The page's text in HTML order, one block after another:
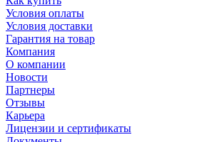
Условия оплаты
Условия доставки
Гарантия на товар
Компания
О компании
Новости
Партнеры
Отзывы
Карьера
Лицензии и сертификаты